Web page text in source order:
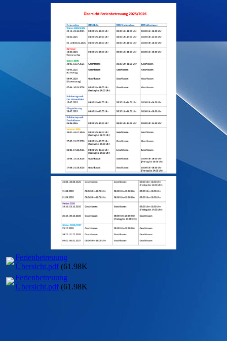
Ferienbetreuung
Übersicht.pdf(61.98KB)
Ferienbetreuung
Übersicht.pdf(61.98KB)